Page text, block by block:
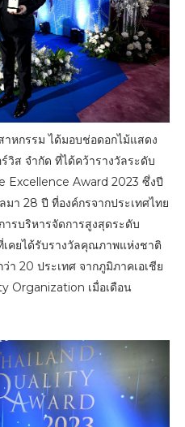
าหกรรม ได้มอบช่อดอกไม้แสดง
วิส จำกัด ที่ได้คว้ารางวัลระดับ
Excellence Award 2023 ซึ่งปี
า 28 ปี ที่องค์กรจากประเทศไทย
รบริหารจัดการสูงสุดระดับ
เคยได้รับรางวัลคุณภาพแห่งชาติ
า 20 ประเทศ จากภูมิภาคเอเชีย
Organization เมื่อเดือน